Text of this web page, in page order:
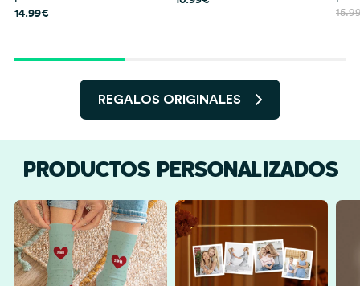
14.99€
REGALOS ORIGINALES
PRODUCTOS PERSONALIZADOS